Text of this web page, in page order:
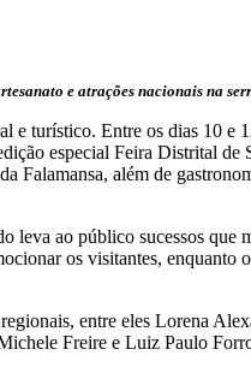
e atrações nacionais na
e turístico. Entre os dias 10 e
especial Feira Distrital de
Falamansa, além de
leva ao público sucessos que
os visitantes, enquanto
entre eles Lorena
Freire e Luiz Paulo